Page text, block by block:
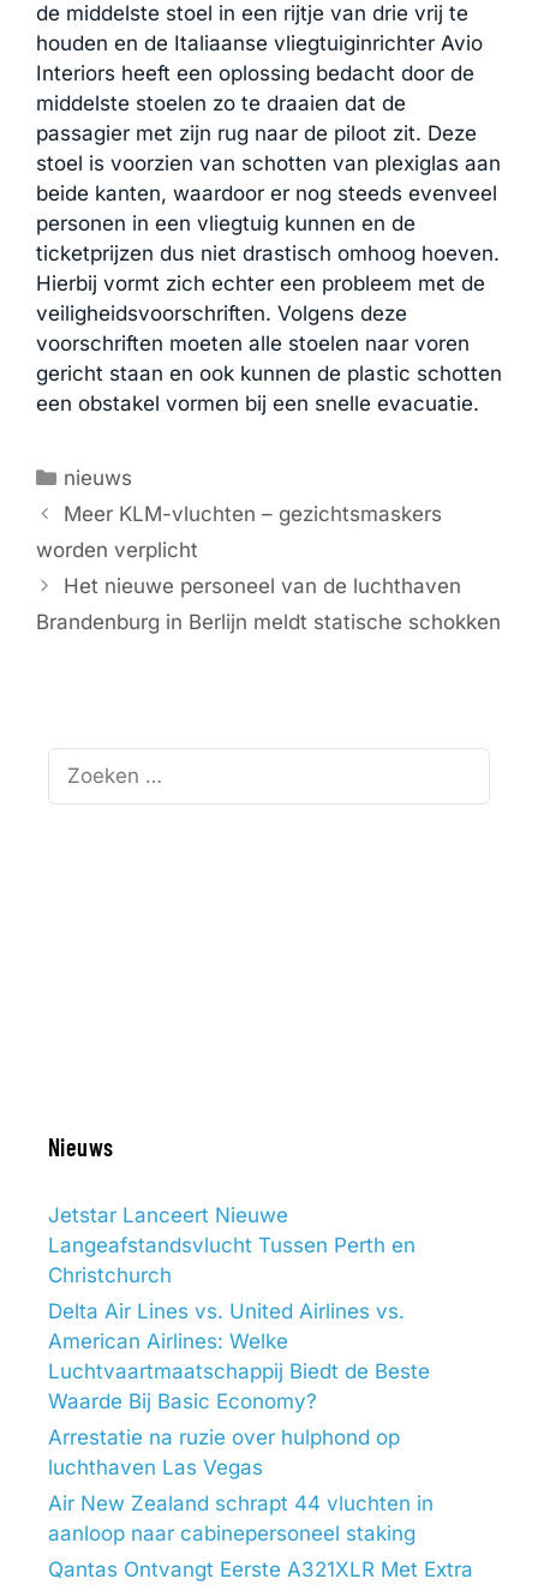
de middelste stoel in een rijtje van drie vrij te
houden en de Italiaanse vliegtuiginrichter Avio
Interiors heeft een oplossing bedacht door de
middelste stoelen zo te draaien dat de
passagier met zijn rug naar de piloot zit. Deze
stoel is voorzien van schotten van plexiglas aan
beide kanten, waardoor er nog steeds evenveel
personen in een vliegtuig kunnen en de
ticketprijzen dus niet drastisch omhoog hoeven.
Hierbij vormt zich echter een probleem met de
veiligheidsvoorschriften. Volgens deze
voorschriften moeten alle stoelen naar voren
gericht staan en ook kunnen de plastic schotten
een obstakel vormen bij een snelle evacuatie.
Categorieën
nieuws
Meer KLM-vluchten – gezichtsmaskers
worden verplicht
Het nieuwe personeel van de luchthaven
Brandenburg in Berlijn meldt statische schokken
naar:
Nieuws
Jetstar Lanceert Nieuwe
Langeafstandsvlucht Tussen Perth en
Christchurch
Delta Air Lines vs. United Airlines vs.
American Airlines: Welke
Luchtvaartmaatschappij Biedt de Beste
Waarde Bij Basic Economy?
Arrestatie na ruzie over hulphond op
luchthaven Las Vegas
Air New Zealand schrapt 44 vluchten in
aanloop naar cabinepersoneel staking
Qantas Ontvangt Eerste A321XLR Met Extra